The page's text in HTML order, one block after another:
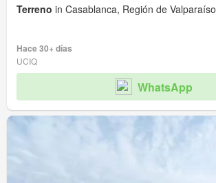
Terreno in Casablanca, Región de Valparaíso
Hace 30+ días
UCIQ
WhatsApp